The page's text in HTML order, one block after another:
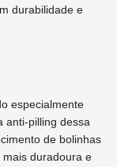
durabilidade e
especialmente
anti-pilling dessa
de bolinhas
duradoura e